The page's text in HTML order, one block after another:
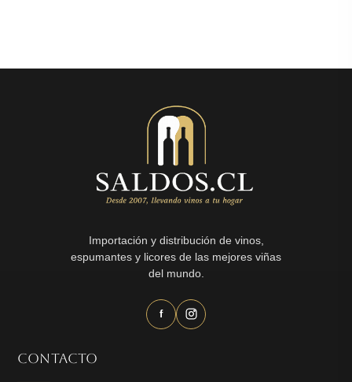
Importación y distribución de vinos,
espumantes y licores de las mejores viñas
del mundo.
f
CONTACTO